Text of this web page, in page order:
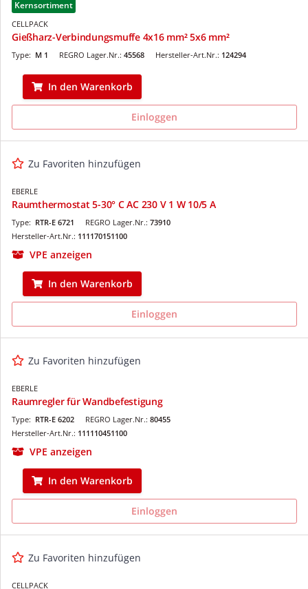
Kernsortiment
CELLPACK
Gießharz-Verbindungsmuffe 4x16 mm² 5x6 mm²
REGRO Lager.Nr.: 45568
Type: M 1 Hersteller-Art.Nr.: 124294
In den Warenkorb
Einloggen
Zu Favoriten hinzufügen
EBERLE
Raumthermostat 5-30° C AC 230 V 1 W 10/5 A
REGRO Lager.Nr.: 73910
Type: RTR-E 6721
Hersteller-Art.Nr.: 111170151100
VPE anzeigen
In den Warenkorb
Einloggen
Zu Favoriten hinzufügen
EBERLE
Raumregler für Wandbefestigung
REGRO Lager.Nr.: 80455
Type: RTR-E 6202
Hersteller-Art.Nr.: 111110451100
VPE anzeigen
In den Warenkorb
Einloggen
Zu Favoriten hinzufügen
CELLPACK